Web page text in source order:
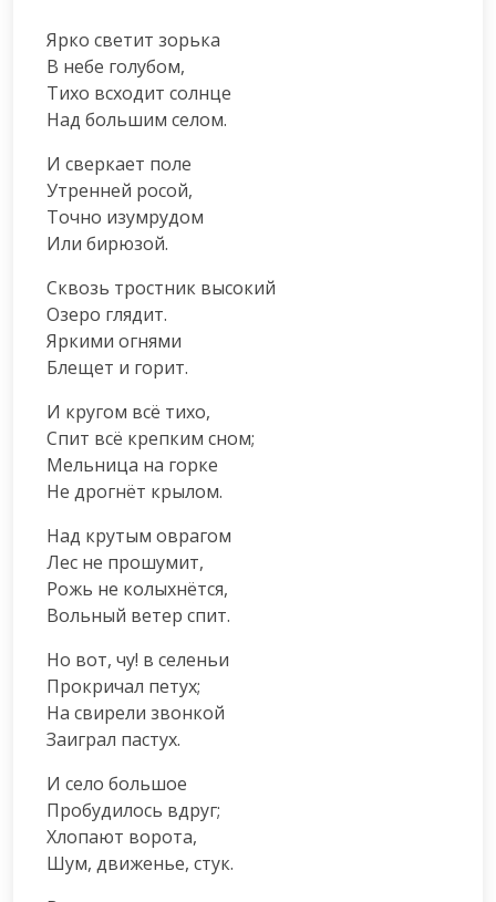
Ярко светит зорька
В небе голубом,
Тихо всходит солнце
Над большим селом.
И сверкает поле
Утренней росой,
Точно изумрудом
Или бирюзой.
Сквозь тростник высокий
Озеро глядит.
Яркими огнями
Блещет и горит.
И кругом всё тихо,
Спит всё крепким сном;
Мельница на горке
Не дрогнёт крылом.
Над крутым оврагом
Лес не прошумит,
Рожь не колыхнётся,
Вольный ветер спит.
Но вот, чу! в селеньи
Прокричал петух;
На свирели звонкой
Заиграл пастух.
И село большое
Пробудилось вдруг;
Хлопают ворота,
Шум, движенье, стук.